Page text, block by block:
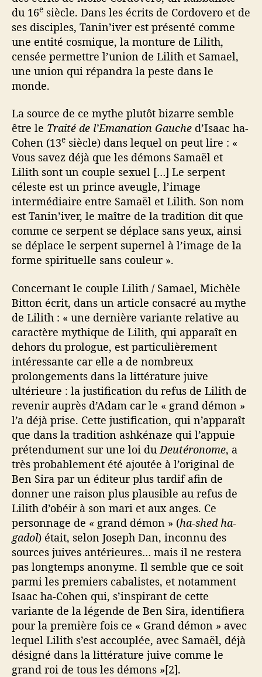
du 16e siècle. Dans les écrits de Cordovero et de
ses disciples, Tanin’iver est présenté comme
une entité cosmique, la monture de Lilith,
censée permettre l’union de Lilith et Samael,
une union qui répandra la peste dans le
monde.
La source de ce mythe plutôt bizarre semble
être le Traité de l’Emanation Gauche d’Isaac ha-
Cohen (13e siècle) dans lequel on peut lire : «
Vous savez déjà que les démons Samaël et
Lilith sont un couple sexuel […] Le serpent
céleste est un prince aveugle, l’image
intermédiaire entre Samaël et Lilith. Son nom
est Tanin’iver, le maître de la tradition dit que
comme ce serpent se déplace sans yeux, ainsi
se déplace le serpent supernel à l’image de la
forme spirituelle sans couleur ».
Concernant le couple Lilith / Samael, Michèle
Bitton écrit, dans un article consacré au mythe
de Lilith : « une dernière variante relative au
caractère mythique de Lilith, qui apparaît en
dehors du prologue, est particulièrement
intéressante car elle a de nombreux
prolongements dans la littérature juive
ultérieure : la justification du refus de Lilith de
revenir auprès d’Adam car le « grand démon »
l’a déjà prise. Cette justification, qui n’apparaît
que dans la tradition ashkénaze qui l’appuie
prétendument sur une loi du Deutéronome, a
très probablement été ajoutée à l’original de
Ben Sira par un éditeur plus tardif afin de
donner une raison plus plausible au refus de
Lilith d’obéir à son mari et aux anges. Ce
personnage de « grand démon » (ha-shed ha-
gadol) était, selon Joseph Dan, inconnu des
sources juives antérieures… mais il ne restera
pas longtemps anonyme. Il semble que ce soit
parmi les premiers cabalistes, et notamment
Isaac ha-Cohen qui, s’inspirant de cette
variante de la légende de Ben Sira, identifiera
pour la première fois ce « Grand démon » avec
lequel Lilith s’est accouplée, avec Samaël, déjà
désigné dans la littérature juive comme le
grand roi de tous les démons »[2].